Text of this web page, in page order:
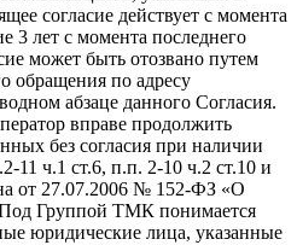
согласие действует с момента
3 лет с момента последнего
может быть отозвано путем
обращения по адресу
абзаце данного Согласия.
вправе продолжить
без согласия при наличии
11 ч.1 ст.6, п.п. 2-10 ч.2 ст.10 и
от 27.07.2006 № 152-ФЗ «О
Группой ТМК понимается
юридические лица, указанные